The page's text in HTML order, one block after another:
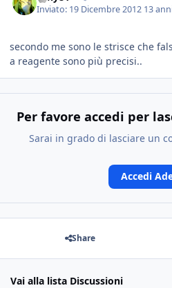
Inviato: 19 Dicembre 2012 13
secondo me sono le strisce che
a reagente sono più precisi..
Per favore accedi per
Sarai in grado di lasciare un
Accedi
Share
Vai alla lista Discussioni